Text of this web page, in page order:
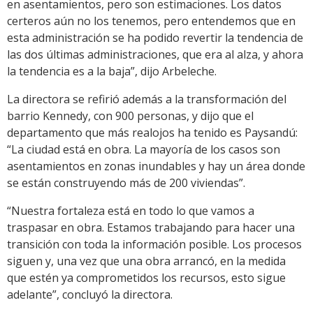
en asentamientos, pero son estimaciones. Los datos
certeros aún no los tenemos, pero entendemos que en
esta administración se ha podido revertir la tendencia de
las dos últimas administraciones, que era al alza, y ahora
la tendencia es a la baja”, dijo Arbeleche.
La directora se refirió además a la transformación del
barrio Kennedy, con 900 personas, y dijo que el
departamento que más realojos ha tenido es Paysandú:
“La ciudad está en obra. La mayoría de los casos son
asentamientos en zonas inundables y hay un área donde
se están construyendo más de 200 viviendas”.
“Nuestra fortaleza está en todo lo que vamos a
traspasar en obra. Estamos trabajando para hacer una
transición con toda la información posible. Los procesos
siguen y, una vez que una obra arrancó, en la medida
que estén ya comprometidos los recursos, esto sigue
adelante”, concluyó la directora.